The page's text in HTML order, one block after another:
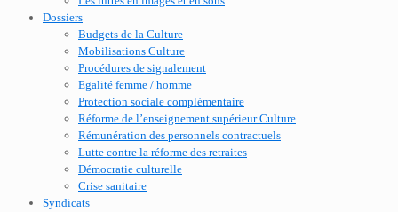
Dossiers
Budgets de la Culture
Mobilisations Culture
Procédures de signalement
Egalité femme / homme
Protection sociale complémentaire
Réforme de l’enseignement supérieur Culture
Rémunération des personnels contractuels
Lutte contre la réforme des retraites
Démocratie culturelle
Crise sanitaire
Syndicats